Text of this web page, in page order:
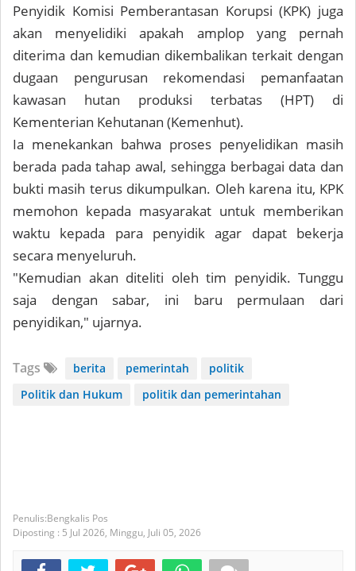
Penyidik Komisi Pemberantasan Korupsi (KPK) juga
akan menyelidiki apakah amplop yang pernah
diterima dan kemudian dikembalikan terkait dengan
dugaan pengurusan rekomendasi pemanfaatan
kawasan hutan produksi terbatas (HPT) di
Kementerian Kehutanan (Kemenhut).
Ia menekankan bahwa proses penyelidikan masih
berada pada tahap awal, sehingga berbagai data dan
bukti masih terus dikumpulkan. Oleh karena itu, KPK
memohon kepada masyarakat untuk memberikan
waktu kepada para penyidik agar dapat bekerja
secara menyeluruh.
"Kemudian akan diteliti oleh tim penyidik. Tunggu
saja dengan sabar, ini baru permulaan dari
penyidikan," ujarnya.
Tags berita pemerintah
politik
Politik dan Hukum
politik dan pemerintahan
Bengkalis Pos
Diposting : 5 Jul 2026, Minggu, Juli 05, 2026